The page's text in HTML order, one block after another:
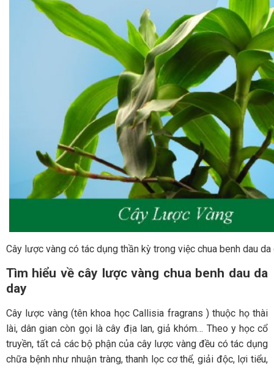
Cây lược vàng có tác dụng thần kỳ trong việc chua benh dau da
Tìm hiểu về cây lược vàng chua benh dau da
day
Cây lược vàng (tên khoa học Callisia fragrans ) thuộc họ thài
lài, dân gian còn gọi là cây địa lan, giả khóm… Theo y học cổ
truyền, tất cả các bộ phận của cây lược vàng đều có tác dụng
chữa bệnh như nhuận tràng, thanh lọc cơ thể, giải độc, lợi tiểu,